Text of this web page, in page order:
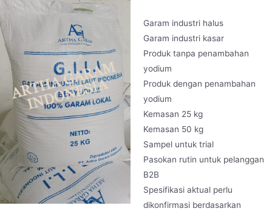
Garam industri halus
Garam industri kasar
Produk tanpa penambahan
yodium
Produk dengan penambahan
yodium
Kemasan 25 kg
Kemasan 50 kg
Sampel untuk trial
Pasokan rutin untuk pelanggan
B2B
Spesifikasi aktual perlu
dikonfirmasi berdasarkan